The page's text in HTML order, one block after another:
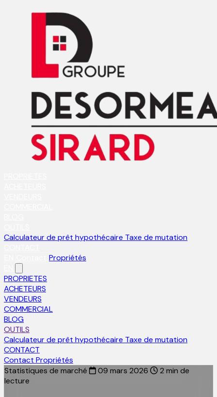
Calculateur de prêt hypothécaire Taxe de mutation
Propriétés
PROPRIETES
ACHETEURS
VENDEURS
COMMERCIAL
BLOG
OUTILS
Calculateur de prêt hypothécaire Taxe de mutation
CONTACT
Contact Propriétés
Statistiques de marché
09 mars 2026
2 min de
lecture